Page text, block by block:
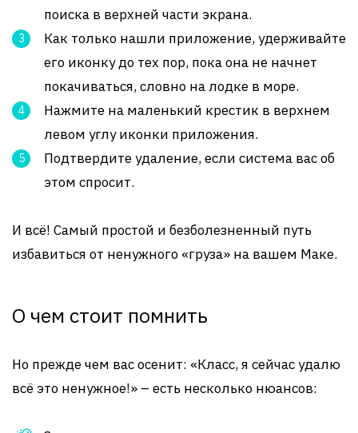
поиска в верхней части экрана.
Как только нашли приложение, удерживайте
его иконку до тех пор, пока она не начнет
покачиваться, словно на лодке в море.
Нажмите на маленький крестик в верхнем
левом углу иконки приложения.
Подтвердите удаление, если система вас об
этом спросит.
И всё! Самый простой и безболезненный путь
избавиться от ненужного «груза» на вашем Маке.
О чем стоит помнить
Но прежде чем вас осенит: «Класс, я сейчас удалю
всё это ненужное!» – есть несколько нюансов: